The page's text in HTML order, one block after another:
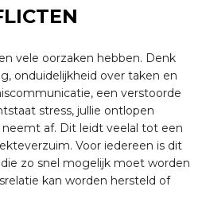
vele oorzaken hebben. Denk
onduidelijkheid over taken en
een verstoorde
stress, jullie ontlopen
af. Dit leidt veelal tot een
Voor iedereen is dit
zo snel mogelijk moet worden
kan worden hersteld of